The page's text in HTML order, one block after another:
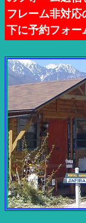
フレーム非対応
下に予約フォー